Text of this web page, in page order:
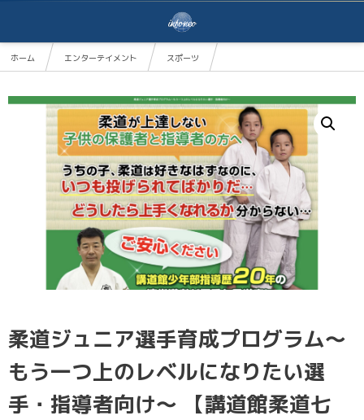
ホーム エンターテイメント
スポーツ
柔道ジュニア選手育成プログラム～
もう一つ上のレベルになりたい選
手・指導者向け～ 【講道館柔道七